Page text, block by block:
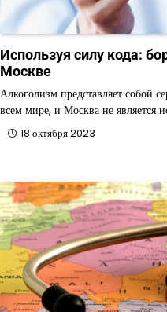
Используя силу кода:
Москве
Алкоголизм представляет собой
всем мире, и Москва не является
18 октября 2023